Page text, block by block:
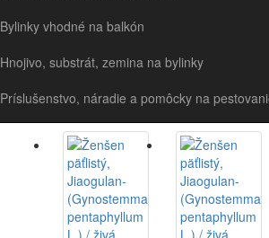
Bylinky vhodné na balkón
Hnojivo, substrát, zemina na bylinky
Príslušenstvo, náradie a pomôcky na
Ženšen päťlistý, Jiaogulan-